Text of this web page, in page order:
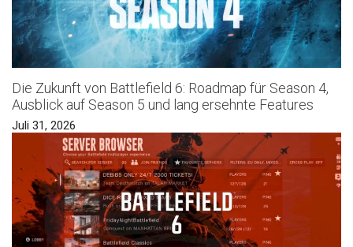
Die Zukunft von Battlefield 6: Roadmap für Season 4,
Ausblick auf Season 5 und lang ersehnte Features
Juli 31, 2026